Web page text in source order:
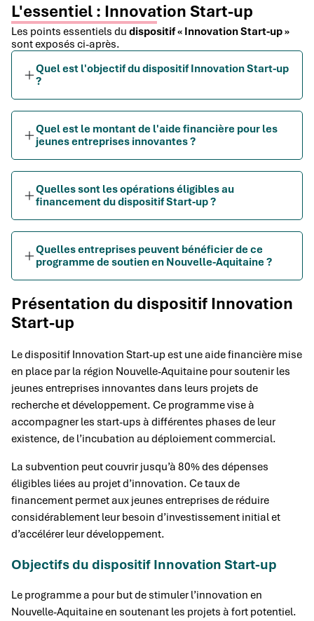
L'essentiel : Innovation Start-up
Les points essentiels du dispositif « Innovation Start-up »
sont exposés ci-après.
Quel est l'objectif du dispositif Innovation Start-up
?
Quel est le montant de l'aide financière pour les
jeunes entreprises innovantes ?
Quelles sont les opérations éligibles au
financement du dispositif Start-up ?
Quelles entreprises peuvent bénéficier de ce
programme de soutien en Nouvelle-Aquitaine ?
Présentation du dispositif Innovation
Start-up
Le dispositif Innovation Start-up est une aide financière mise
en place par la région Nouvelle-Aquitaine pour soutenir les
jeunes entreprises innovantes dans leurs projets de
recherche et développement. Ce programme vise à
accompagner les start-ups à différentes phases de leur
existence, de l’incubation au déploiement commercial.
La subvention peut couvrir jusqu’à 80% des dépenses
éligibles liées au projet d’innovation. Ce taux de
financement permet aux jeunes entreprises de réduire
considérablement leur besoin d’investissement initial et
d’accélérer leur développement.
Objectifs du dispositif Innovation Start-up
Le programme a pour but de stimuler l’innovation en
Nouvelle-Aquitaine en soutenant les projets à fort potentiel.